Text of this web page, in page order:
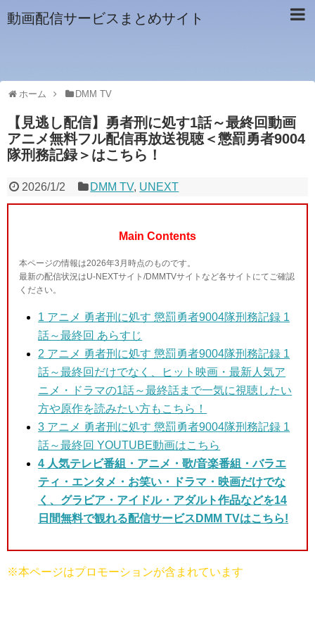
動画配信サービスまとめサイト
ホーム DMM TV
【見逃し配信】勇者刑に処す1話～最終回動画
アニメ無料フル配信再放送視聴＜懲罰勇者9004
隊刑務記録＞はこちら！
2026/1/2 DMM TV, UNEXT
Main Contents
本ページの情報は2026年3月時点のものです。
最新の配信状況はU-NEXTサイト/DMMTVサイトなど各サイトにてご確認
ください。
1 アニメ 勇者刑に処す 懲罰勇者9004隊刑務記録 1
話～最終回 あらすじ
2 アニメ 勇者刑に処す 懲罰勇者9004隊刑務記録 1
話～最終回 だけでなく、ヒット映画・最新人気ア
ニメ・ドラマの1話～最終話まで一気に視聴したい
方や原作を読みたい方もこちら！
3 アニメ 勇者刑に処す 懲罰勇者9004隊刑務記録 1
話～最終回 YOUTUBE動画はこちら
4 人気テレビ番組・アニメ・歌/音楽番組・バラエ
ティ・エンタメ・お笑い・ドラマ・映画だけでな
く、グラビア・アイドル・アダルト作品などを14
日間無料で観れる配信サービスDMM TVはこちら!
※本ページはプロモーションが含まれています